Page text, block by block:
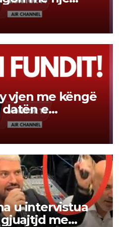
vjen me këngë
e
u intervistua
me